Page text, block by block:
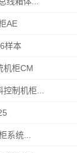
AE
样本
机柜CM
制机柜...
系统...